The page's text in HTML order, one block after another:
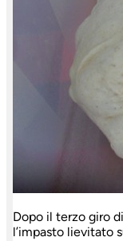
Dopo il terzo giro
l’impasto lievitato